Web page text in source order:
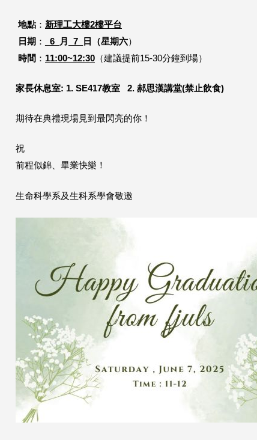
地點 ： 新理工大樓2樓平台
日期 ： _6_ 月 _7_ 日（星期六）
時間 ： 11:00~12:30 （建議提前15-30分鐘到場）
家長休息室: 1. SE417教室 2. 郝思漢講堂(禁止飲食)
期待在典禮現場見到最閃亮的你！
祝
前程似錦、畢業快樂！
生命科學系及生科系學會敬邀